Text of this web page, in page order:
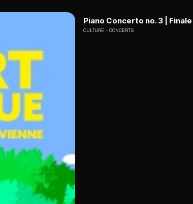
Piano Concerto no. 3 | Finale
CULTURE CONCERTS